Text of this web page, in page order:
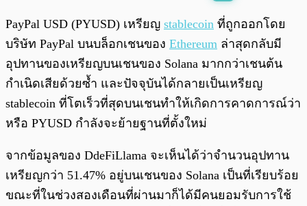
0:00
PayPal USD (PYUSD) เหรียญ stablecoin ที่ถูกออกโดย
บริษัท PayPal บนบล็อกเชนของ Ethereum ล่าสุดกลับมี
อุปทานของเหรียญบนเชนของ Solana มากกว่าเชนต้น
กำเนิดเสียด้วยซ้ำ และปัจจุบันได้กลายเป็นเหรียญ
stablecoin ที่โตเร็วที่สุดบนเชนทำให้เกิดการคาดการณ์ว่า
หรือ PYUSD กำลังจะย้ายฐานที่ตั้งใหม่
จากข้อมูลของ DdeFiLlama จะเห็นได้ว่าจำนวนอุปทาน
เหรียญกว่า 51.47% อยู่บนเชนของ Solana เป็นที่เรียบร้อย
ขณะที่ในช่วงสองเดือนที่ผ่านมาก็ได้มีคนยอมรับการใช้